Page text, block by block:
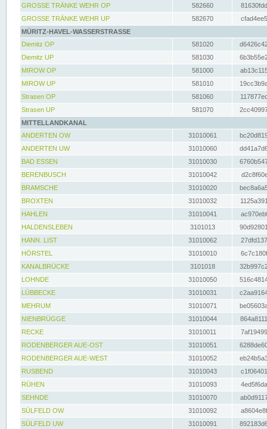
GROSSE TRÄNKE WEHR OP
582660
GROSSE TRÄNKE WEHR UP
582670
MÜRITZ-HAVEL-WASSERSTRASSE
Diemitz OP
581020
Diemitz UP
581030
MIROW OP
581000
MIROW UP
581010
Strasen OP
581060
Strasen UP
581070
MITTELLANDKANAL
ANDERTEN OW
31010061
ANDERTEN UW
31010060
BAD ESSEN
31010030
BERENBUSCH
31010042
BRAMSCHE
31010020
BROXTEN
31010032
HAHLEN
31010041
HALDENSLEBEN
3101013
HANN. LIST
31010062
HÖRSTEL
31010010
KANALBRÜCKE
3101018
LOHNDE
31010050
LÜBBECKE
31010031
MEHRUM
31010071
NIENBRÜGGE
31010044
RECKE
31010011
RODENBERGER AUE-OST
31010051
RODENBERGER AUE-WEST
31010052
RUSBEND
31010043
RÜHEN
31010093
SEHNDE
31010070
SÜLFELD OW
31010092
SÜLFELD UW
31010091